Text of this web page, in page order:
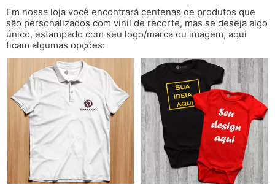
Em nossa loja você encontrará centenas de produtos que
são personalizados com vinil de recorte, mas se deseja algo
único, estampado com seu logo/marca ou imagem, aqui
ficam algumas opções: